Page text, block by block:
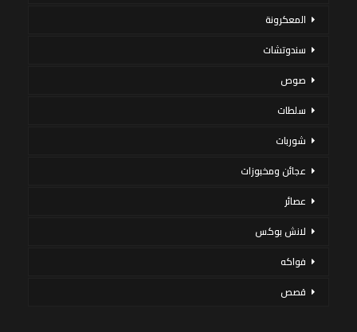
المعكرونة
سندوتشات
صوص
سلطات
شوربات
عجائن ومخبوزات
عصائر
لانش بوكس
فواكه
قصص